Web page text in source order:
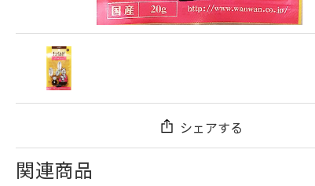
シェアする
関連商品